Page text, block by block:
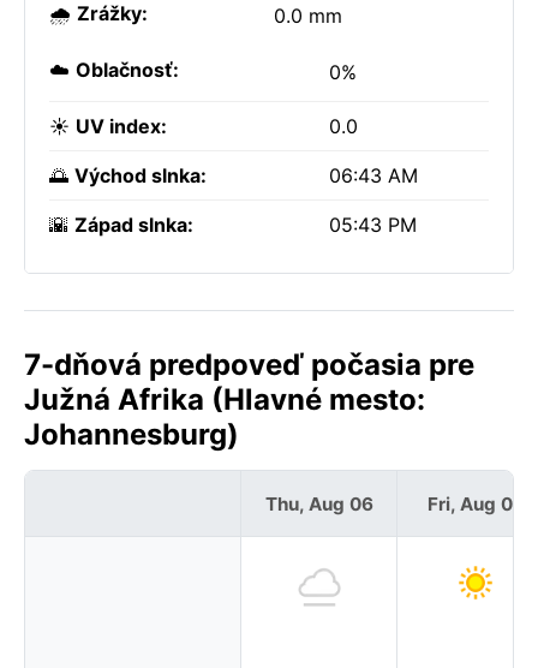
🌧️ Zrážky: 0.0 mm
☁️ Oblačnosť: 0%
☀️ UV index: 0.0
🌅 Východ slnka: 06:43 AM
🌇 Západ slnka: 05:43 PM
7-dňová predpoveď počasia pre
Južná Afrika (Hlavné mesto:
Johannesburg)
Thu, Aug 06 Fri, Aug 07